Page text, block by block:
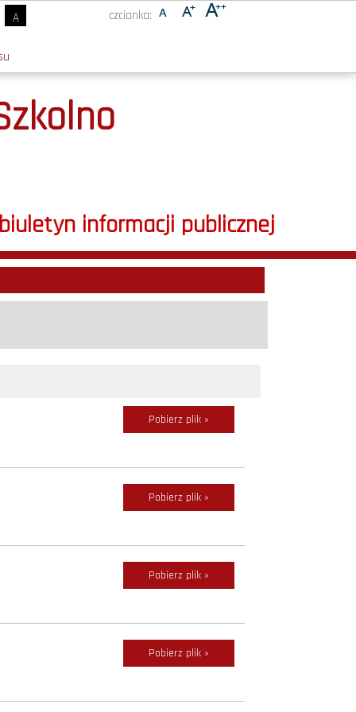
czcionka:
A
biuletyn informacji publicznej
Pobierz plik »
Pobierz plik »
Pobierz plik »
Pobierz plik »